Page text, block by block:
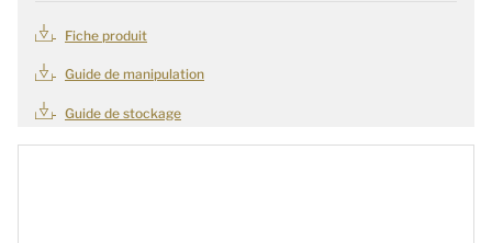
Fiche produit
Guide de manipulation
Guide de stockage